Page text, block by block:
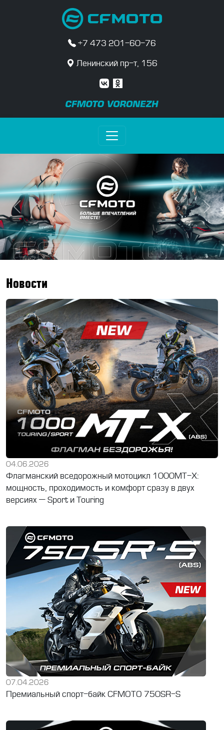
+7 473 201-60-76
Ленинский пр-т, 156
Previous Next
Новости
04.06.2026
Флагманский вседорожный мотоцикл 1000MT-X:
мощность, проходимость и комфорт сразу в двух
версиях — Sport и Touring
07.04.2026
Премиальный спорт-байк CFMOTO 750SR-S